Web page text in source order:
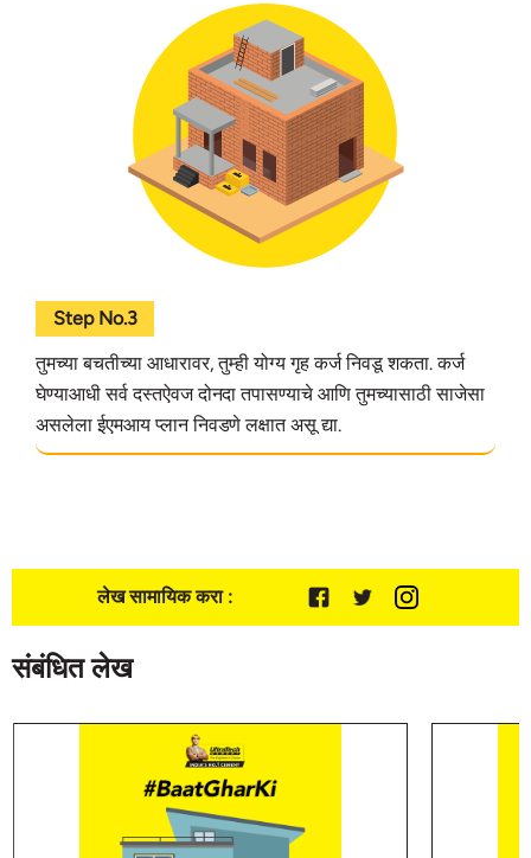
Step No.3
तुमच्या बचतीच्या आधारावर, तुम्ही योग्य गृह कर्ज निवडू शकता. कर्ज
घेण्याआधी सर्व दस्तऐवज दोनदा तपासण्याचे आणि तुमच्यासाठी साजेसा
असलेला ईएमआय प्लान निवडणे लक्षात असू द्या.
लेख सामायिक करा :
संबंधित लेख